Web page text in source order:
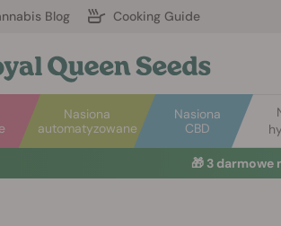
Blog Cooking Guide
Nasiona
automatyzowane
Nasiona
CBD
🎁 3 darmowe